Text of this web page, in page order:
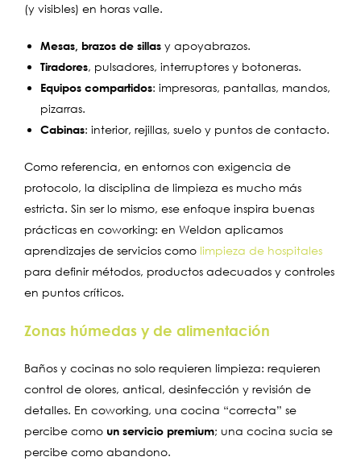
(y visibles) en horas valle.
Mesas, brazos de sillas y apoyabrazos.
Tiradores, pulsadores, interruptores y botoneras.
Equipos compartidos: impresoras, pantallas, mandos,
pizarras.
Cabinas: interior, rejillas, suelo y puntos de contacto.
Como referencia, en entornos con exigencia de
protocolo, la disciplina de limpieza es mucho más
estricta. Sin ser lo mismo, ese enfoque inspira buenas
prácticas en coworking: en Weldon aplicamos
aprendizajes de servicios como limpieza de hospitales
para definir métodos, productos adecuados y controles
en puntos críticos.
Zonas húmedas y de alimentación
Baños y cocinas no solo requieren limpieza: requieren
control de olores, antical, desinfección y revisión de
detalles. En coworking, una cocina “correcta” se
percibe como un servicio premium; una cocina sucia se
percibe como abandono.